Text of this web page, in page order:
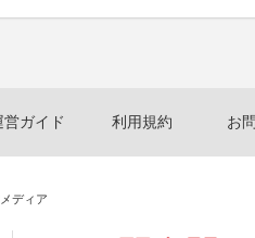
営ガイド 利用規約 お
ディア